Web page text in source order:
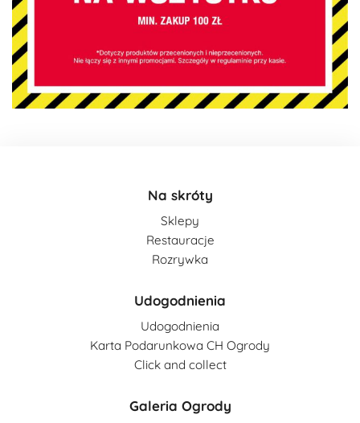
Na skróty
Sklepy
Restauracje
Rozrywka
Udogodnienia
Udogodnienia
Karta Podarunkowa CH Ogrody
Click and collect
Galeria Ogrody